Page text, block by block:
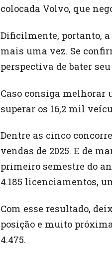
colocada Volvo, que
Dificilmente, portanto, a
mais uma vez. Se
perspectiva de bater
Caso consiga melhorar
superar os 16,2 mil
Dentre as cinco
vendas de 2025. E de
primeiro semestre do
4.185 licenciamentos,
Com esse resultado,
posição e muito
4.475.